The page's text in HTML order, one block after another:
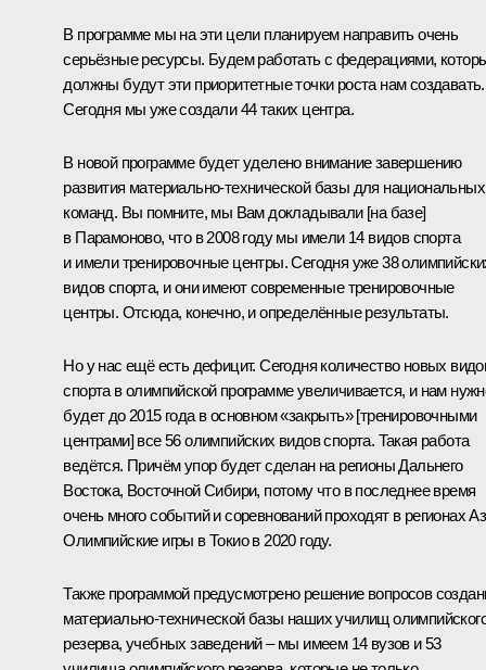
В программе мы на эти цели планируем направить очень
серьёзные ресурсы. Будем работать с федерациями,
должны будут эти приоритетные точки роста нам создавать.
Сегодня мы уже создали 44 таких центра.
В новой программе будет уделено внимание завершению
развития материально-технической базы для национальных
команд. Вы помните, мы Вам докладывали [на базе]
в Парамоново, что в 2008 году мы имели 14 видов спорта
и имели тренировочные центры. Сегодня уже 38
видов спорта, и они имеют современные тренировочные
центры. Отсюда, конечно, и определённые результаты.
Но у нас ещё есть дефицит. Сегодня количество новых
спорта в олимпийской программе увеличивается, и нам
будет до 2015 года в основном «закрыть» [тренировочными
центрами] все 56 олимпийских видов спорта. Такая работа
ведётся. Причём упор будет сделан на регионы Дальнего
Востока, Восточной Сибири, потому что в последнее время
очень много событий и соревнований проходят в регионах
Олимпийские игры в Токио в 2020 году.
Также программой предусмотрено решение вопросов
материально-технической базы наших училищ
резерва, учебных заведений – мы имеем 14 вузов и 53